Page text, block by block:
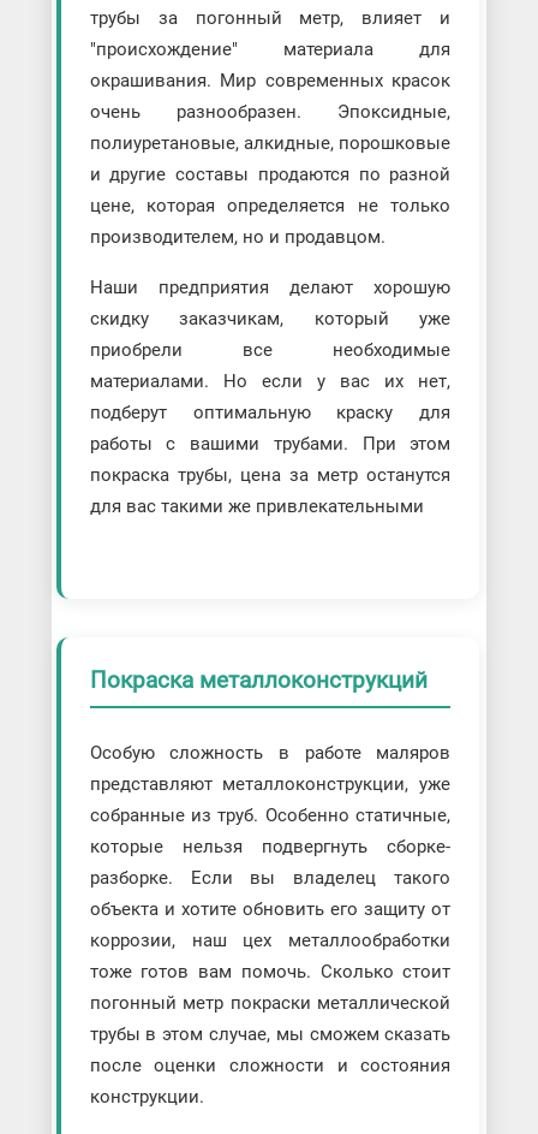
трубы за погонный метр, влияет и
"происхождение" материала для
окрашивания. Мир современных красок
очень разнообразен. Эпоксидные,
полиуретановые, алкидные, порошковые
и другие составы продаются по разной
цене, которая определяется не только
производителем, но и продавцом.
Наши предприятия делают хорошую
скидку заказчикам, который уже
приобрели все необходимые
материалами. Но если у вас их нет,
подберут оптимальную краску для
работы с вашими трубами. При этом
покраска трубы, цена за метр останутся
для вас такими же привлекательными
Покраска металлоконструкций
Особую сложность в работе маляров
представляют металлоконструкции, уже
собранные из труб. Особенно статичные,
которые нельзя подвергнуть сборке-
разборке. Если вы владелец такого
объекта и хотите обновить его защиту от
коррозии, наш цех металлообработки
тоже готов вам помочь. Сколько стоит
погонный метр покраски металлической
трубы в этом случае, мы сможем сказать
после оценки сложности и состояния
конструкции.